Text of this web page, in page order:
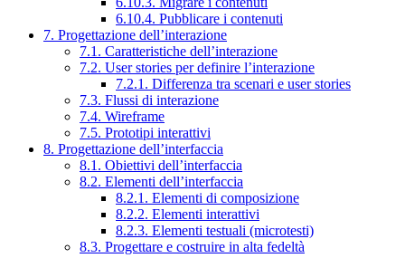
6.10.4. Pubblicare i contenuti
7. Progettazione dell’interazione
7.1. Caratteristiche dell’interazione
7.2. User stories per definire l’interazione
7.2.1. Differenza tra scenari e user stories
7.3. Flussi di interazione
7.4. Wireframe
7.5. Prototipi interattivi
8. Progettazione dell’interfaccia
8.1. Obiettivi dell’interfaccia
8.2. Elementi dell’interfaccia
8.2.1. Elementi di composizione
8.2.2. Elementi interattivi
8.2.3. Elementi testuali (microtesti)
8.3. Progettare e costruire in alta fedeltà